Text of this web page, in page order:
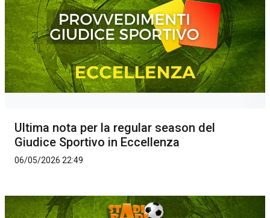
Ultima nota per la regular season del
Giudice Sportivo in Eccellenza
06/05/2026 22:49